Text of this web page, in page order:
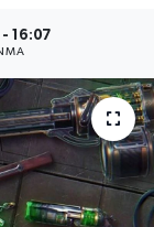
16:07